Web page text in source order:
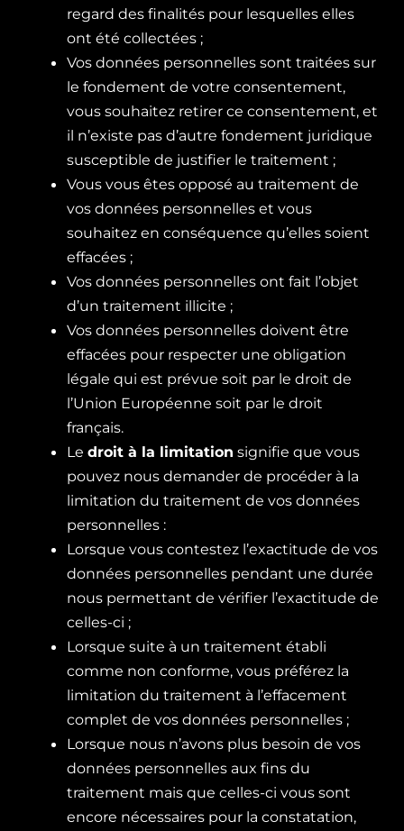
regard des finalités pour lesquelles elles
ont été collectées ;
Vos données personnelles sont traitées sur
le fondement de votre consentement,
vous souhaitez retirer ce consentement, et
il n’existe pas d’autre fondement juridique
susceptible de justifier le traitement ;
Vous vous êtes opposé au traitement de
vos données personnelles et vous
souhaitez en conséquence qu’elles soient
effacées ;
Vos données personnelles ont fait l’objet
d’un traitement illicite ;
Vos données personnelles doivent être
effacées pour respecter une obligation
légale qui est prévue soit par le droit de
l’Union Européenne soit par le droit
français.
Ledroit à la limitation signifie que vous
pouvez nous demander de procéder à la
limitation du traitement de vos données
personnelles :
Lorsque vous contestez l’exactitude de vos
données personnelles pendant une durée
nous permettant de vérifier l’exactitude de
celles-ci ;
Lorsque suite à un traitement établi
comme non conforme, vous préférez la
limitation du traitement à l’effacement
complet de vos données personnelles ;
Lorsque nous n’avons plus besoin de vos
données personnelles aux fins du
traitement mais que celles-ci vous sont
encore nécessaires pour la constatation,